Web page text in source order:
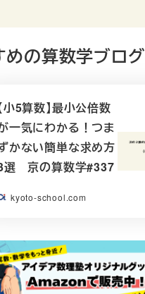
めの算数学ブログ
小5算数】最小公倍数
一気にわかる！つま
かない簡単な求め方
選 京の算数学#337
kyoto-school.com